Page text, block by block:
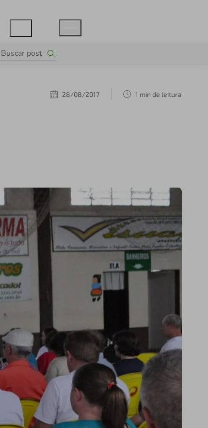
28/08/2017 1 min de leitura